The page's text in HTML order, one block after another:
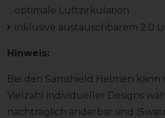
optimale Luftzirkulation
inklusive austauschbarem 2.0
Hinweis:
Bei den Samshield Helmen kann
Vielzahl individueller Designs
nachträglich änderbar sind